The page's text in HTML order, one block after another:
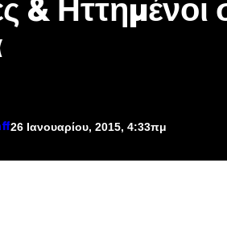
& Ηττημένοι
26 Ιανουαρίου, 2015, 4:33πμ